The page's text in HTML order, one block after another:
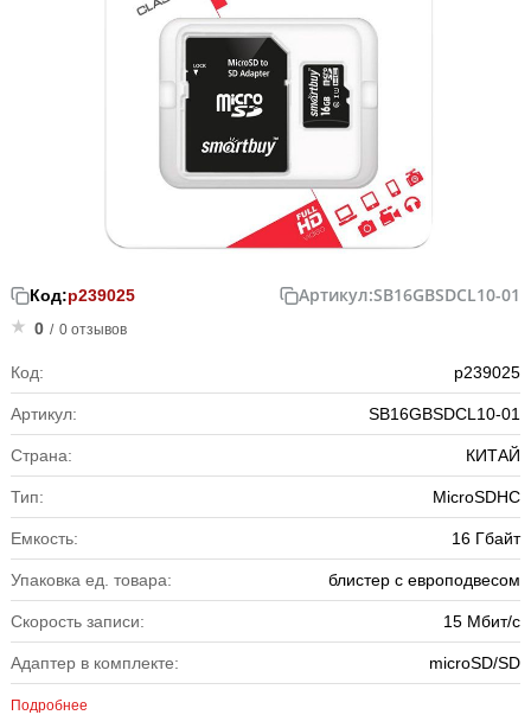
Код:р239025 Артикул:SB16GBSDCL10-01
0 / 0 отзывов
Код: р239025
Артикул: SB16GBSDCL10-01
Страна: КИТАЙ
Тип: MicroSDHC
Емкость: 16 Гбайт
Упаковка ед. товара: блистер с европодвесом
Скорость записи: 15 Мбит/с
Адаптер в комплекте: microSD/SD
Подробнее